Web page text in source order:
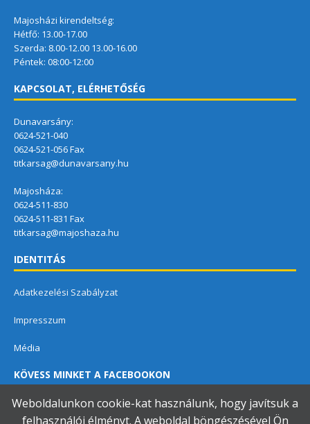
Majosházi kirendeltség:
Hétfő: 13.00-17.00
Szerda: 8.00-12.00 13.00-16.00
Péntek: 08:00-12:00
KAPCSOLAT, ELÉRHETŐSÉG
Dunavarsány:
0624-521-040
0624-521-056 Fax
titkarsag@dunavarsany.hu
Majosháza:
0624-511-830
0624-511-831 Fax
titkarsag@majoshaza.hu
IDENTITÁS
Adatkezelési Szabályzat
Impresszum
Média
KÖVESS MINKET A FACEBOOKON
Weboldalunkon cookie-kat használunk, hogy javítsuk a
felhasználói élményt. A weboldal böngészésével Ön